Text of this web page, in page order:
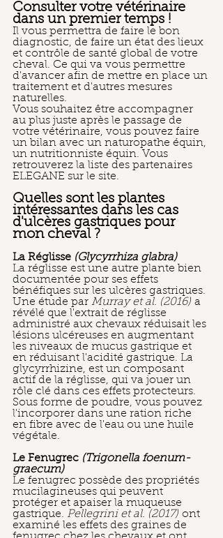
Consulter votre vétérinaire
dans un premier temps !
Il vous permettra de faire le bon
diagnostic, de faire un état des lieux
et contrôle de santé global de votre
cheval. Ce qui va vous permettre
d'avancer afin de mettre en place un
traitement et d'autres mesures
naturelles.
Vous souhaitez être accompagner
au plus juste après le passage de
votre vétérinaire, vous pouvez faire
un bilan avec un naturopathe équin,
un nutritionniste équin. Vous
retrouverez la liste des partenaires
ELEGANE sur le site.
Quelles sont les plantes
intéressantes dans les cas
d'ulcères gastriques pour
mon cheval ?
La Réglisse (Glycyrrhiza glabra)
La réglisse est une autre plante bien
documentée pour ses effets
bénéfiques sur les ulcères gastriques.
Une étude par Murray et al. (2016) a
révélé que l'extrait de réglisse
administré aux chevaux réduisait les
lésions ulcéreuses en augmentant
les niveaux de mucus gastrique et
en réduisant l'acidité gastrique. La
glycyrrhizine, est un composant
actif de la réglisse, qui va jouer un
rôle clé dans ces effets protecteurs.
Sous forme de poudre, vous pouvez
l'incorporer dans une ration riche
en fibre avec de l'eau ou une huile
végétale.
Le Fenugrec (Trigonella foenum-
graecum)
Le fenugrec possède des propriétés
mucilagineuses qui peuvent
protéger et apaiser la muqueuse
gastrique. Pellegrini et al. (2017) ont
examiné les effets des graines de